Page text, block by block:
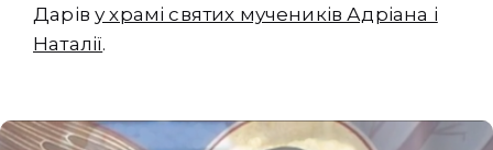
Даріву храмі святих мучеників Адріана і
Наталії.